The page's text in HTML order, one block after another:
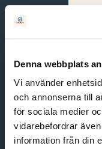
Denna webbplats
Vi använder
och annonserna till
för sociala medier
vidarebefordrar
information från din